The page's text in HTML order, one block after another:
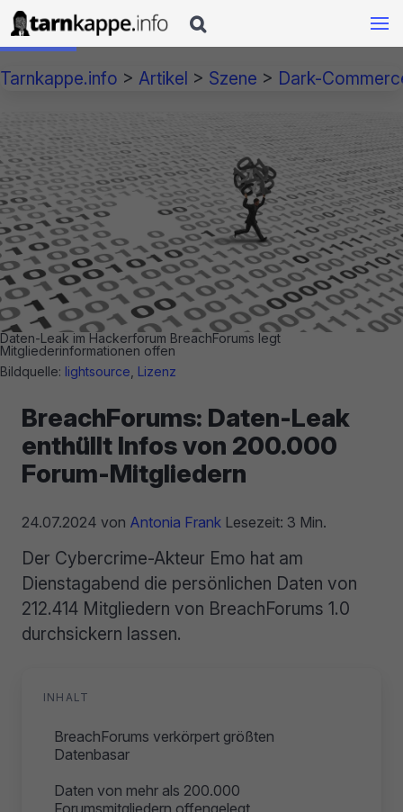

Tarnkappe.info > Artikel > Szene > Dark-
Daten-Leak im Hackerforum BreachForums legt
Mitgliederinformationen offen
Bildquelle: lightsource Lizenz
BreachForums: Daten-Leak
enthüllt Infos von 200.000
Forum-Mitgliedern
24.07.2024 von Antonia Frank Lesezeit: 3 Min.
Der Cybercrime-Akteur Emo hat am
Dienstagabend die persönlichen Daten von
212.414 Mitgliedern von BreachForums 1.0
durchsickern lassen.
INHALT
BreachForums verkörpert größten
Datenbasar
Daten von mehr als 200.000
Forumsmitgliedern offengelegt